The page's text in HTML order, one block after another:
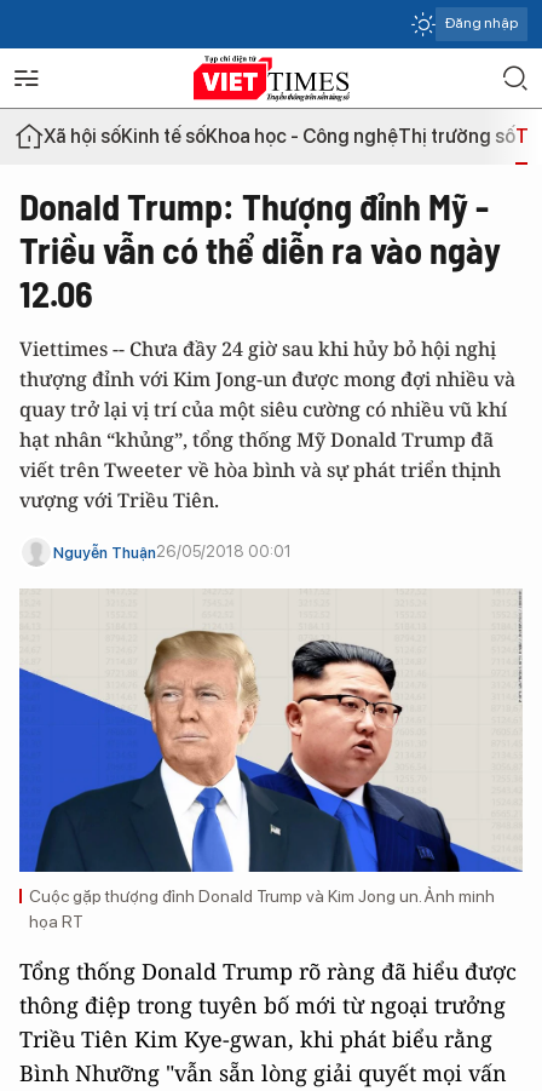
Đăng nhập
Xã hội sốKinh tế sốKhoa học - Công nghệThị trường số
Donald Trump: Thượng đỉnh Mỹ -
Triều vẫn có thể diễn ra vào ngày
12.06
Viettimes -- Chưa đầy 24 giờ sau khi hủy bỏ hội nghị
thượng đỉnh với Kim Jong-un được mong đợi nhiều và
quay trở lại vị trí của một siêu cường có nhiều vũ khí
hạt nhân “khủng”, tổng thống Mỹ Donald Trump đã
viết trên Tweeter về hòa bình và sự phát triển thịnh
vượng với Triều Tiên.
Nguyễn Thuận26/05/2018 00:01
Cuộc gặp thượng đỉnh Donald Trump và Kim Jong un. Ảnh minh
họa RT
Tổng thống Donald Trump rõ ràng đã hiểu được
thông điệp trong tuyên bố mới từ ngoại trưởng
Triều Tiên Kim Kye-gwan, khi phát biểu rằng
Bình Nhưỡng "vẫn sẵn lòng giải quyết mọi vấn